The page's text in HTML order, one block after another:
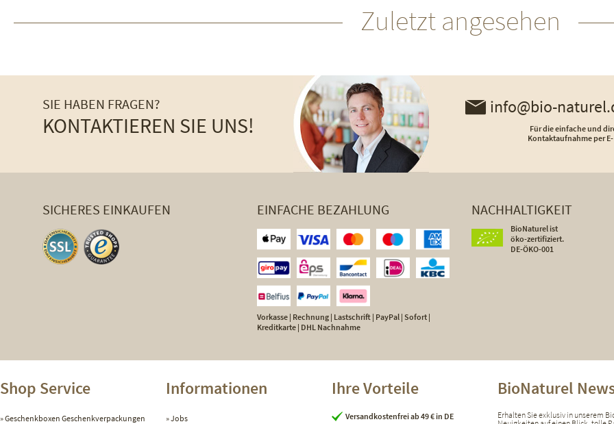
Zuletzt angesehen
SIE HABEN FRAGEN?
KONTAKTIEREN SIE UNS!
info@bio-
Für die einfache und
Kontaktaufnahme per
SICHERES EINKAUFEN EINFACHE BEZAHLUNG
Vorkasse | Rechnung | Lastschrift | PayPal | Sofort |
Kreditkarte | DHL Nachnahme
NACHHALTIGKEIT
BioNaturel ist
öko-zertifiziert.
DE-ÖKO-001
Shop Service
Geschenkboxen Geschenkverpackungen
Informationen
Jobs
Ihre Vorteile
Versandkostenfrei ab 49 € in DE
BioNaturel
Erhalten Sie exklusiv in unserem